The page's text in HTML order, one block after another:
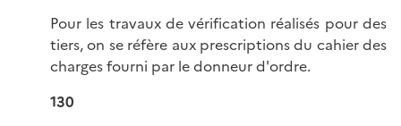
Pour les travaux de vérification réalisés pour des
tiers, on se réfère aux prescriptions du cahier des
charges fourni par le donneur d'ordre.
130